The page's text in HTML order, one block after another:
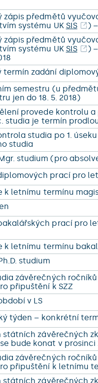
zápis předmětů
systému UK SIS
)
zápis předmětů
systému UK SIS
)
termín zadání
semestru (u
jen do 18. 5. 2018)
provede kontrolu
studia je termín
studia po 1.
studia
studium (pro
prací pro
k letnímu termínu
prací pro
k letnímu termínu
studium
závěrečných
připuštění k SZZ
v LS
týden – konkrétní
státních závěrečných
bude konat v prosinci
závěrečných
připuštění k letnímu
státních závěrečných